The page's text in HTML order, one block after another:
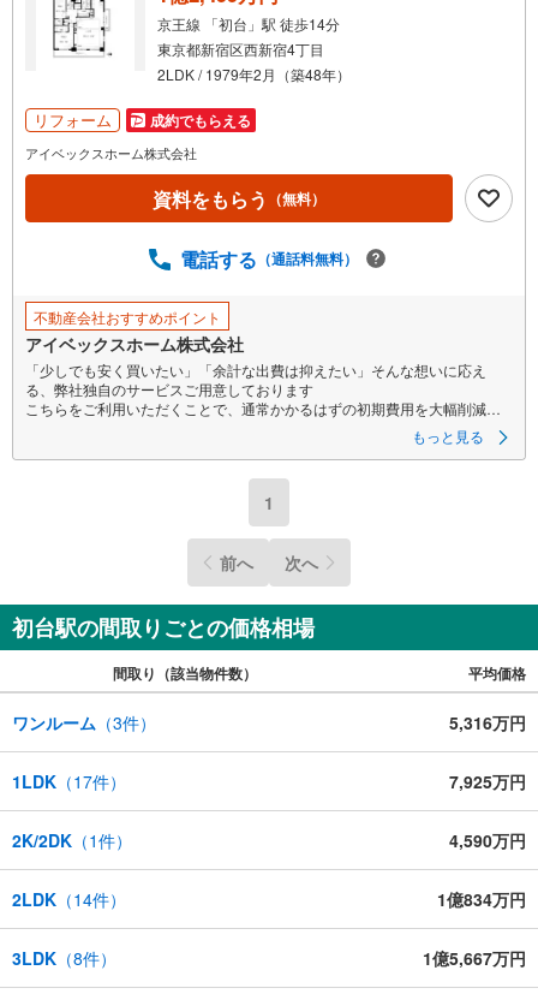
京王線 「初台」駅 徒歩14分
東京都新宿区西新宿4丁目
2LDK / 1979年2月（築48年）
リフォーム 成約でもらえる
アイベックスホーム株式会社
資料をもらう （無料）
電話する （通話料無料）
不動産会社おすすめポイント
アイベックスホーム株式会社
「少しでも安く買いたい」「余計な出費は抑えたい」そんな想いに応え
る、弊社独自のサービスご用意しております
こちらをご利用いただくことで、通常かかるはずの初期費用を大幅削減す
詳細につきましては、下記のお電話フォームよりご連絡ください。営業時
間:朝10時～19時30分 火曜・水曜日は定休日となります。
現地を見学される場合は「室内・現地を見学する（無料）」ボタンよりご
希望の日時をご記入いただけますとスムーズにご案内が可能です。
まずは『いくらお得になるか』だけでも、お気軽にお問い合わせくださ
当日のご案内もご相談を！ご内見は現地お待ち合わせ・現地解散も可能で
住宅ローン等のご相談もお気軽にお申し付け下さい！
もっと見る
1
前へ 次へ
初台駅の間取りごとの価格相場
間取り（該当物件数） 平均価格
ワンルーム （3件） 5,316万円
1LDK （17件） 7,925万円
2K/2DK （1件） 4,590万円
2LDK （14件） 1億834万円
3LDK （8件） 1億5,667万円